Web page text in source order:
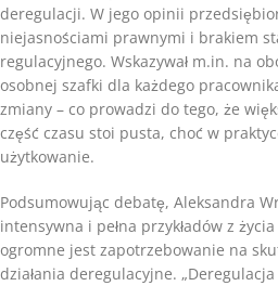
deregulacji. W jego opinii
niejasnościami prawnymi i brakiem
regulacyjnego. Wskazywał m.in. na
osobnej szafki dla każdego
zmiany – co prowadzi do tego, że
część czasu stoi pusta, choć w
użytkowanie.
Podsumowując debatę, Aleksandra
intensywna i pełna przykładów z
ogromne jest zapotrzebowanie na
działania deregulacyjne.